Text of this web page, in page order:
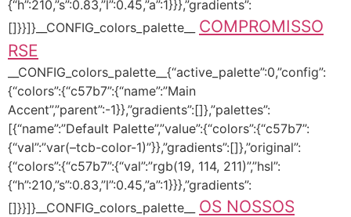
{“h”:210,”s”:0.83,”l”:0.45,”a”:1}}},”gradients”:
[]}}]}__CONFIG_colors_palette__ COMPROMISSO
RSE
__CONFIG_colors_palette__{“active_palette”:0,”config”:
{“colors”:{“c57b7”:{“name”:”Main
Accent”,”parent”:-1}},”gradients”:[]},”palettes”:
[{“name”:”Default Palette”,”value”:{“colors”:{“c57b7”:
{“val”:”var(–tcb-color-1)”}},”gradients”:[]},”original”:
{“colors”:{“c57b7”:{“val”:”rgb(19, 114, 211)”,”hsl”:
{“h”:210,”s”:0.83,”l”:0.45,”a”:1}}},”gradients”:
[]}}]}__CONFIG_colors_palette__ OS NOSSOS